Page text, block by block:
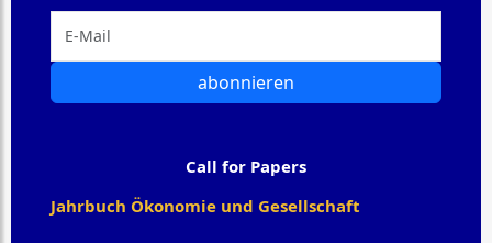
abonnieren
Call for Papers
Jahrbuch Ökonomie und Gesellschaft